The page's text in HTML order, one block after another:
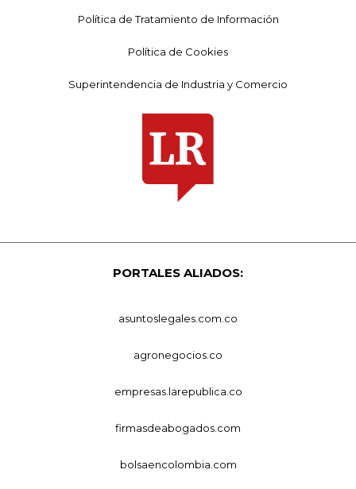
Política de Tratamiento de Información
Política de Cookies
Superintendencia de Industria y Comercio
PORTALES ALIADOS:
asuntoslegales.com.co
agronegocios.co
empresas.larepublica.co
firmasdeabogados.com
bolsaencolombia.com